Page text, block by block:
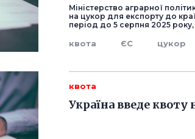
Міністерство аграрної
на цукор для експорту до
період до 5 серпня 2025
квота ЄС цукор
квота
Україна введе